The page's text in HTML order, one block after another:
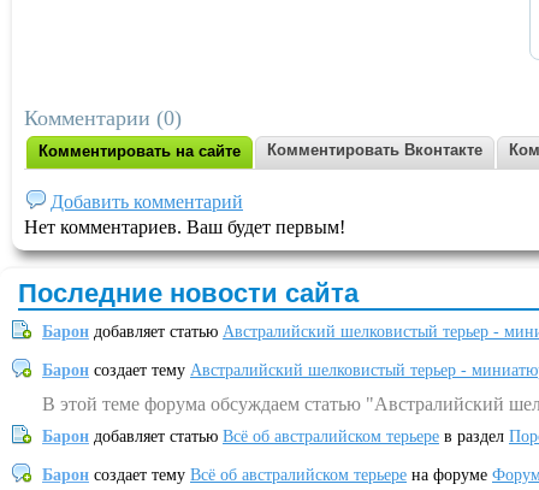
Комментарии (0)
Комментировать на сайте Комментировать Вконтакте
Добавить комментарий
Нет комментариев. Ваш будет первым!
Последние новости сайта
Барон добавляет статью Австралийский шелковистый терьер -
Барон создает тему Австралийский шелковистый терьер -
В этой теме форума обсуждаем статью "Австралийский
Барон добавляет статью Всё об австралийском терьере в раздел
Барон создает тему Всё об австралийском терьере на форуме